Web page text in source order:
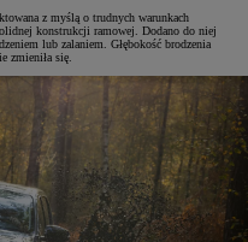
z myślą o trudnych warunkach
konstrukcji ramowej. Dodano do niej
lub zalaniem. Głębokość brodzenia
zmieniła się.